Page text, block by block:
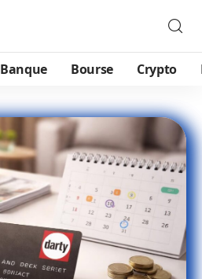
Banque Bourse Crypto